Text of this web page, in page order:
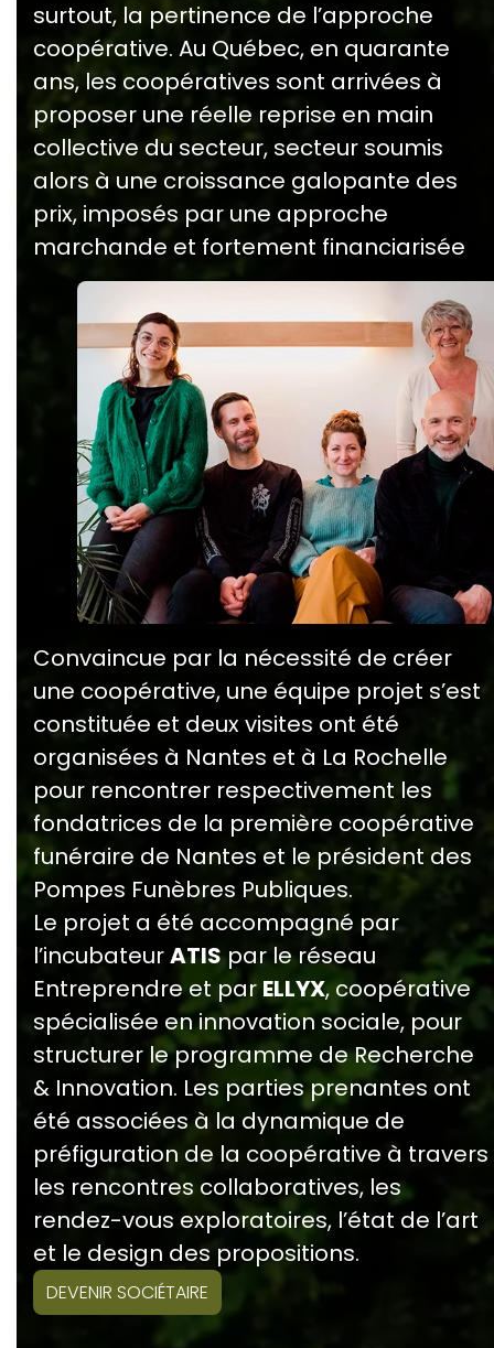
surtout, la pertinence de l’approche
coopérative. Au Québec, en quarante
ans, les coopératives sont arrivées à
proposer une réelle reprise en main
collective du secteur, secteur soumis
alors à une croissance galopante des
prix, imposés par une approche
marchande et fortement financiarisée
Convaincue par la nécessité de créer
une coopérative, une équipe projet s’est
constituée et deux visites ont été
organisées à Nantes et à La Rochelle
pour rencontrer respectivement les
fondatrices de la première coopérative
funéraire de Nantes et le président des
Pompes Funèbres Publiques.
Le projet a été accompagné par
l’incubateurATISpar le réseau
Entreprendre et par ELLYX, coopérative
spécialisée en innovation sociale, pour
structurer le programme de Recherche
& Innovation. Les parties prenantes ont
été associées à la dynamique de
préfiguration de la coopérative à travers
les rencontres collaboratives, les
rendez-vous exploratoires, l’état de l’art
et le design des propositions.
DEVENIR SOCIÉTAIRE